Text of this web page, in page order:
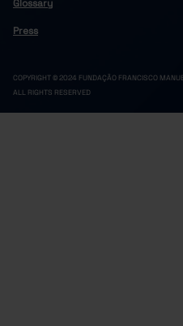
Glossary
Press
COPYRIGHT © 2024 FUNDAÇÃO FRANCISCO
ALL RIGHTS RESERVED